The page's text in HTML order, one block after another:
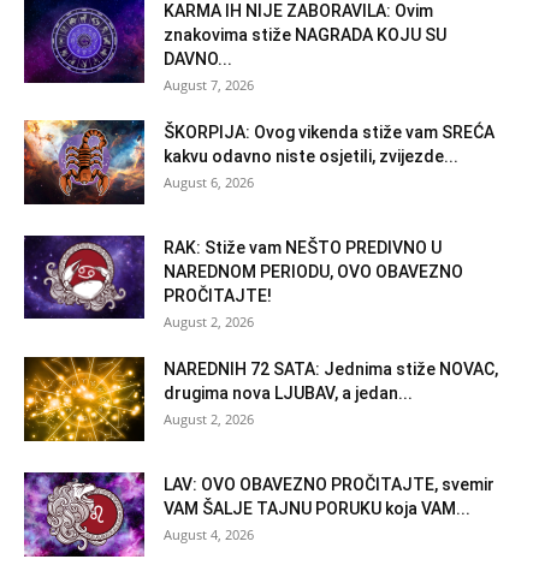
KARMA IH NIJE ZABORAVILA: Ovim
znakovima stiže NAGRADA KOJU SU
DAVNO...
August 7, 2026
ŠKORPIJA: Ovog vikenda stiže vam SREĆA
kakvu odavno niste osjetili, zvijezde...
August 6, 2026
RAK: Stiže vam NEŠTO PREDIVNO U
NAREDNOM PERIODU, OVO OBAVEZNO
PROČITAJTE!
August 2, 2026
NAREDNIH 72 SATA: Jednima stiže NOVAC,
drugima nova LJUBAV, a jedan...
August 2, 2026
LAV: OVO OBAVEZNO PROČITAJTE, svemir
VAM ŠALJE TAJNU PORUKU koja VAM...
August 4, 2026